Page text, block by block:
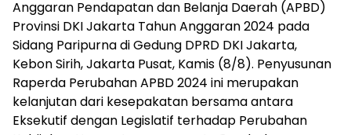
Anggaran Pendapatan dan Belanja Daerah (APBD)
Provinsi DKI Jakarta Tahun Anggaran 2024 pada
Sidang Paripurna di Gedung DPRD DKI Jakarta,
Kebon Sirih, Jakarta Pusat, Kamis (8/8). Penyusunan
Raperda Perubahan APBD 2024 ini merupakan
kelanjutan dari kesepakatan bersama antara
Eksekutif dengan Legislatif terhadap Perubahan